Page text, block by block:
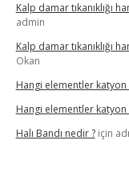
Kalp damar tıkanıklığı
admin
Kalp damar tıkanıklığı
Okan
Hangi elementler
Hangi elementler
Halı Bandı nedir ?için